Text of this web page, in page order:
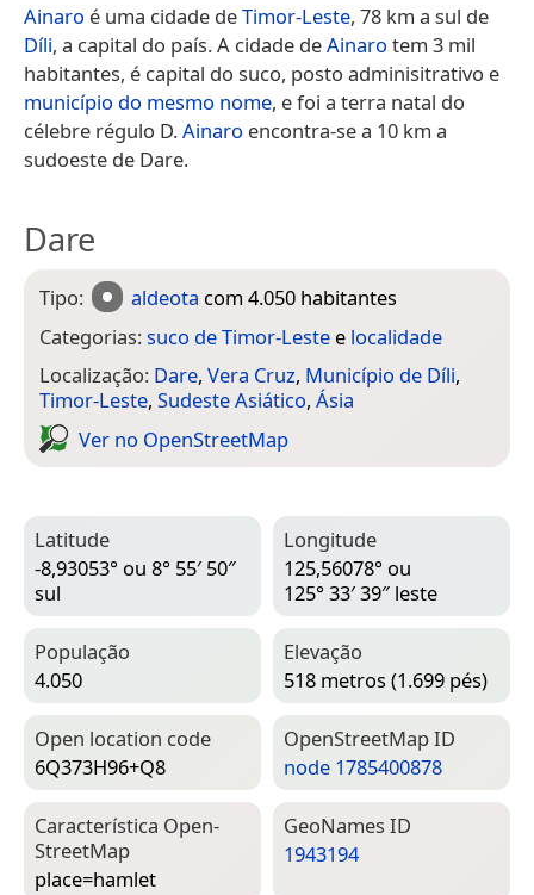
Ainaro é uma cidade deTimor-Leste, 78 km a sul de
Díli, a capital do país. A cidade deAinaro tem 3 mil
habitantes, é capital do suco, posto adminisitrativo e
município do mesmo nome, e foi a terra natal do
célebre régulo D.Ainaro encontra-se a 10 km a
sudoeste de Dare.
Dare
Tipo: aldeota com 4.050 habitantes
Categorias:suco de Timor-Leste e localidade
Localização: Dare, Vera Cruz, Município de Díli,
Timor-Leste, Sudeste Asiático, Ásia
Ver no Open­Street­Map
Latitude
-8,93053° ou 8° 55′ 50″
sul
Longitude
125,56078° ou
125° 33′ 39″ leste
População
4.050
Elevação
518 metros (1.699 pés)
Open location code
6Q373H96+Q8
Open­Street­Map ID
node 1785400878
Característica Open­
Street­Map
place=­hamlet
Geo­Names ID
1943194